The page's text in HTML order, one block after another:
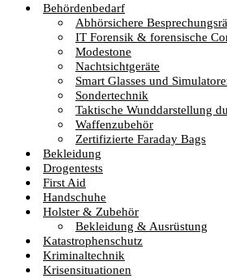
Behördenbedarf
Abhörsichere
IT Forensik & forensische
Modestone
Nachtsichtgeräte
Smart Glasses und
Sondertechnik
Taktische Wunddarstellung
Waffenzubehör
Zertifizierte Faraday Bags
Bekleidung
Drogentests
First Aid
Handschuhe
Holster & Zubehör
Bekleidung & Ausrüstung
Katastrophenschutz
Kriminaltechnik
Krisensituationen